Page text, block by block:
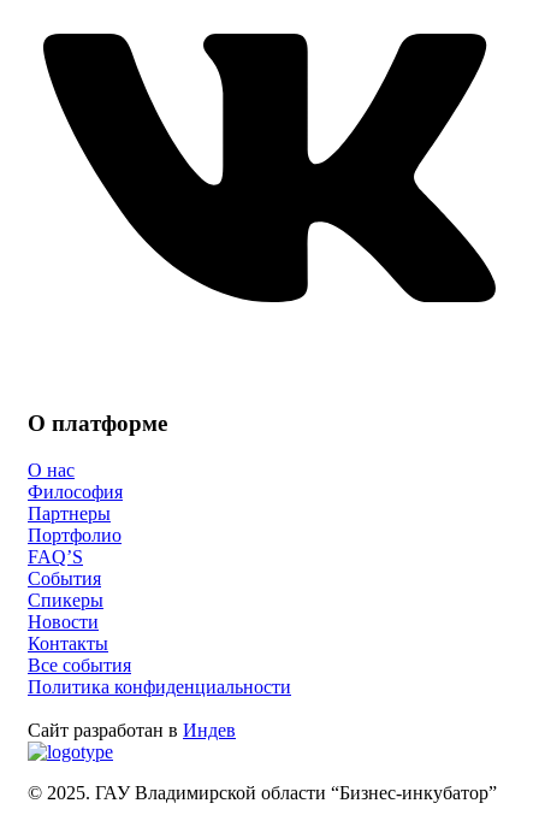
О платформе
О нас
Философия
Партнеры
Портфолио
FAQ’S
События
Спикеры
Новости
Контакты
Все события
Политика конфиденциальности
Сайт разработан в Индев
© 2025. ГАУ Владимирской области “Бизнес-инкубатор”